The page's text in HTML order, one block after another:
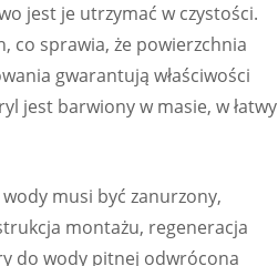
jest je utrzymać w czystości.
co sprawia, że powierzchnia
gwarantują właściwości
jest barwiony w masie, w łatwy
musi być zanurzony,
montażu, regeneracja
do wody pitnej odwrócona